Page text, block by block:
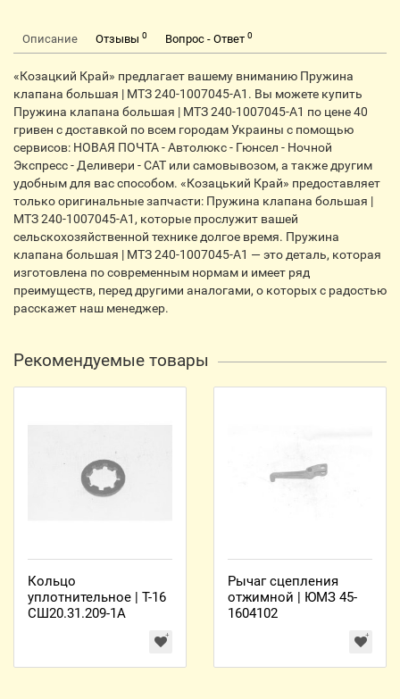
Описание Отзывы 0 Вопрос - Ответ 0
«Козацкий Край» предлагает вашему вниманию Пружина
клапана большая | МТЗ 240-1007045-А1. Вы можете купить
Пружина клапана большая | МТЗ 240-1007045-А1 по цене 40
гривен с доставкой по всем городам Украины с помощью
сервисов: НОВАЯ ПОЧТА - Автолюкс - Гюнсел - Ночной
Экспресс - Деливери - CАТ или самовывозом, а также другим
удобным для вас способом. «Козацький Край» предоставляет
только оригинальные запчасти: Пружина клапана большая |
МТЗ 240-1007045-А1, которые прослужит вашей
сельскохозяйственной технике долгое время. Пружина
клапана большая | МТЗ 240-1007045-А1 — это деталь, которая
изготовлена по современным нормам и имеет ряд
преимуществ, перед другими аналогами, о которых с радостью
расскажет наш менеджер.
Рекомендуемые товары
Кольцо
уплотнительное | Т-16
СШ20.31.209-1А
Рычаг сцепления
отжимной | ЮМЗ 45-
1604102